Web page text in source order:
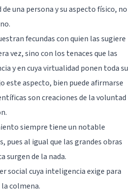
una persona y su aspecto físico, no
fecundas con quien las sugiere
vez, sino con los tenaces que las
y en cuya virtualidad ponen toda su
este aspecto, bien puede afirmarse
son creaciones de la voluntad
siempre tiene un notable
pues al igual que las grandes obras
surgen de la nada.
social cuya inteligencia exige para
colmena.